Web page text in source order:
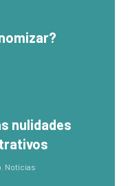
nulidades
, Notícias